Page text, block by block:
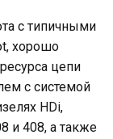
с типичными
хорошо
цепи
с системой
HDi,
и 408, а также